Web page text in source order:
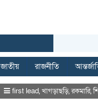
জাতীয় রাজনীতি
first lead, খাগড়াছড়ি,রকমারি,